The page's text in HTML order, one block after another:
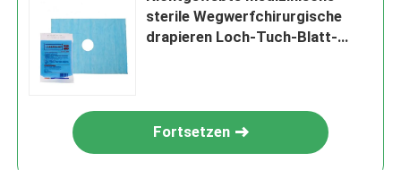
sterile Wegwerfchirurgische
drapieren Loch-Tuch-Blatt-
Fortsetzen